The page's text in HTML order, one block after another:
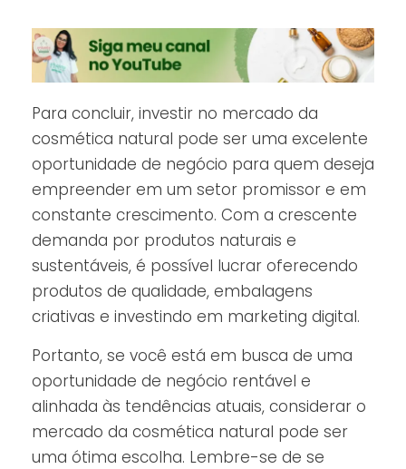
Para concluir, investir no mercado da
cosmética natural pode ser uma excelente
oportunidade de negócio para quem deseja
empreender em um setor promissor e em
constante crescimento. Com a crescente
demanda por produtos naturais e
sustentáveis, é possível lucrar oferecendo
produtos de qualidade, embalagens
criativas e investindo em marketing digital.
Portanto, se você está em busca de uma
oportunidade de negócio rentável e
alinhada às tendências atuais, considerar o
mercado da cosmética natural pode ser
uma ótima escolha. Lembre-se de se